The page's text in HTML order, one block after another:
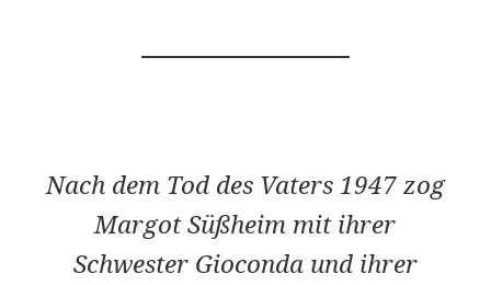
Nach dem Tod des Vaters 1947 zog
Margot Süßheim mit ihrer
Schwester Gioconda und ihrer